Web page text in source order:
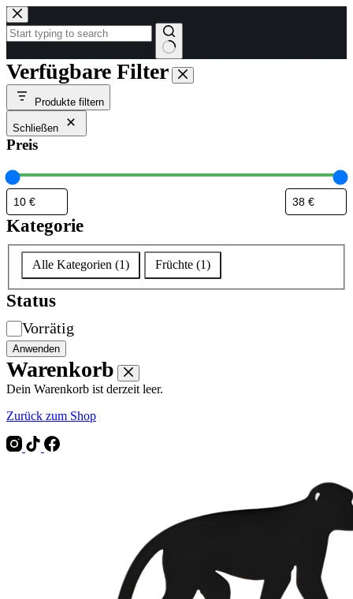
Zum
Inhalt
springen
Keine
Ergebnisse
Verfügbare Filter
Produkte filtern
Schließen
Preis
Kategorie
Kategorie
Alle Kategorien (1) Früchte (1)
Status
Verfügbarkeit
Vorrätig
Anwenden
Warenkorb
Dein Warenkorb ist derzeit leer.
Zurück zum Shop